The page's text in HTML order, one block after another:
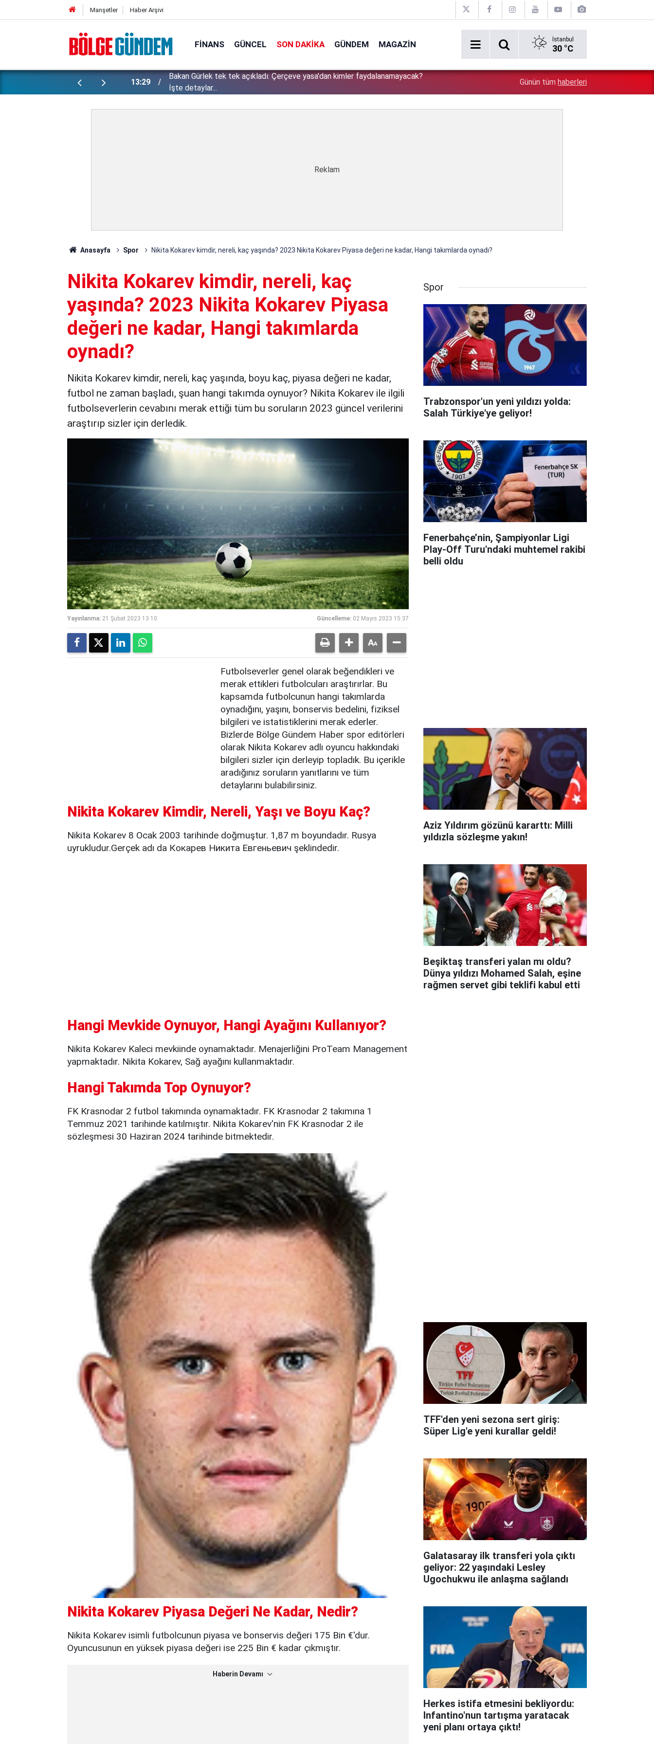
Manşetler Haber Arşivi
FINANS GÜNCEL SON DAKIKA GÜNDEM MAGAZIN İstanbul
30 °C
yapılan gizli planları deşifre etti! 13:29
Bakan Gürlek tek tek açıkladı: Çerçeve yasa'dan kimler faydalanamayacak?
İşte detaylar...
Özgür Özel'e şok! Yüzde 50 ile kazandıkları il, CHP'de
Günün tüm haberleri
Anasayfa Spor Nikita Kokarev kimdir, nereli, kaç yaşında? 2023 Nikita Kokarev Piyasa değeri ne kadar, Hangi takımlarda oynadı?
Nikita Kokarev kimdir, nereli, kaç
yaşında? 2023 Nikita Kokarev Piyasa
değeri ne kadar, Hangi takımlarda
oynadı?
Nikita Kokarev kimdir, nereli, kaç yaşında, boyu kaç, piyasa değeri ne kadar,
futbol ne zaman başladı, şuan hangi takımda oynuyor? Nikita Kokarev ile ilgili
futbolseverlerin cevabını merak ettiği tüm bu soruların 2023 güncel verilerini
araştırıp sizler için derledik.
Yayınlanma: 21 Şubat 2023 13:10 Güncelleme: 02 Mayıs 2023 15:37
Futbolseverler genel olarak beğendikleri ve
merak ettikleri futbolcuları araştırırlar. Bu
kapsamda futbolcunun hangi takımlarda
oynadığını, yaşını, bonservis bedelini, fiziksel
bilgileri ve istatistiklerini merak ederler.
Bizlerde Bölge Gündem Haber spor editörleri
olarak Nikita Kokarev adlı oyuncu hakkındaki
bilgileri sizler için derleyip topladık. Bu içerikle
aradığınız soruların yanıtlarını ve tüm
detaylarını bulabilirsiniz.
Nikita Kokarev Kimdir, Nereli, Yaşı ve Boyu Kaç?
Nikita Kokarev 8 Ocak 2003 tarihinde doğmuştur. 1,87 m boyundadır. Rusya
uyrukludur.Gerçek adı da Кокарев Никита Евгеньевич şeklindedir.
Hangi Mevkide Oynuyor, Hangi Ayağını Kullanıyor?
Nikita Kokarev Kaleci mevkiinde oynamaktadır. Menajerliğini ProTeam Management
yapmaktadır. Nikita Kokarev, Sağ ayağını kullanmaktadır.
Hangi Takımda Top Oynuyor?
FK Krasnodar 2 futbol takımında oynamaktadır. FK Krasnodar 2 takımına 1
Temmuz 2021 tarihinde katılmıştır. Nikita Kokarev'nin FK Krasnodar 2 ile
sözleşmesi 30 Haziran 2024 tarihinde bitmektedir.
Nikita Kokarev Piyasa Değeri Ne Kadar, Nedir?
Nikita Kokarev isimli futbolcunun piyasa ve bonservis değeri 175 Bin €'dur.
Oyuncusunun en yüksek piyasa değeri ise 225 Bin € kadar çıkmıştır.
Haberin Devamı
Spor
Trabzonspor'un yeni yıldızı yolda:
Salah Türkiye'ye geliyor!
Fenerbahçe’nin, Şampiyonlar Ligi
Play-Off Turu'ndaki muhtemel rakibi
belli oldu
Aziz Yıldırım gözünü kararttı: Milli
yıldızla sözleşme yakın!
Beşiktaş transferi yalan mı oldu?
Dünya yıldızı Mohamed Salah, eşine
rağmen servet gibi teklifi kabul etti
TFF'den yeni sezona sert giriş:
Süper Lig'e yeni kurallar geldi!
Galatasaray ilk transferi yola çıktı
geliyor: 22 yaşındaki Lesley
Ugochukwu ile anlaşma sağlandı
Herkes istifa etmesini bekliyordu:
Infantino'nun tartışma yaratacak
yeni planı ortaya çıktı!